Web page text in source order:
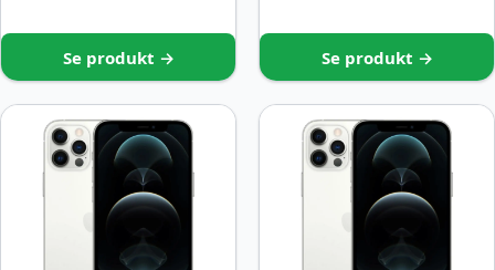
Se produkt → Se produkt →